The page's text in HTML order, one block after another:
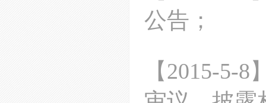
公告；
【2015-5-8